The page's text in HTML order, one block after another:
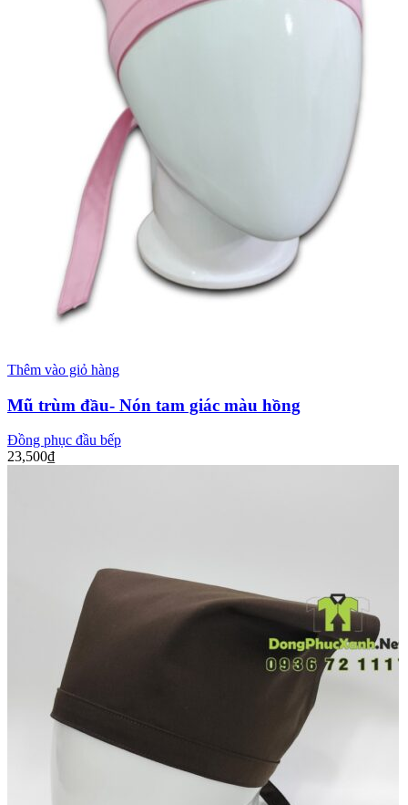
Thêm vào giỏ hàng
Mũ trùm đầu- Nón tam giác màu hồng
Đồng phục đầu bếp
23,500₫